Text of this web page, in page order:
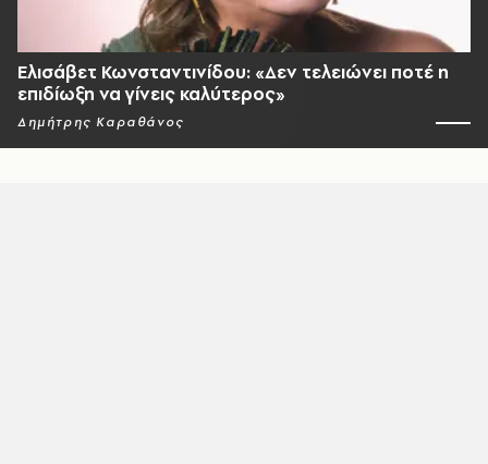
Ελισάβετ Κωνσταντινίδου: «Δεν τελειώνει ποτέ η
επιδίωξη να γίνεις καλύτερος»
Δημήτρης Καραθάνος